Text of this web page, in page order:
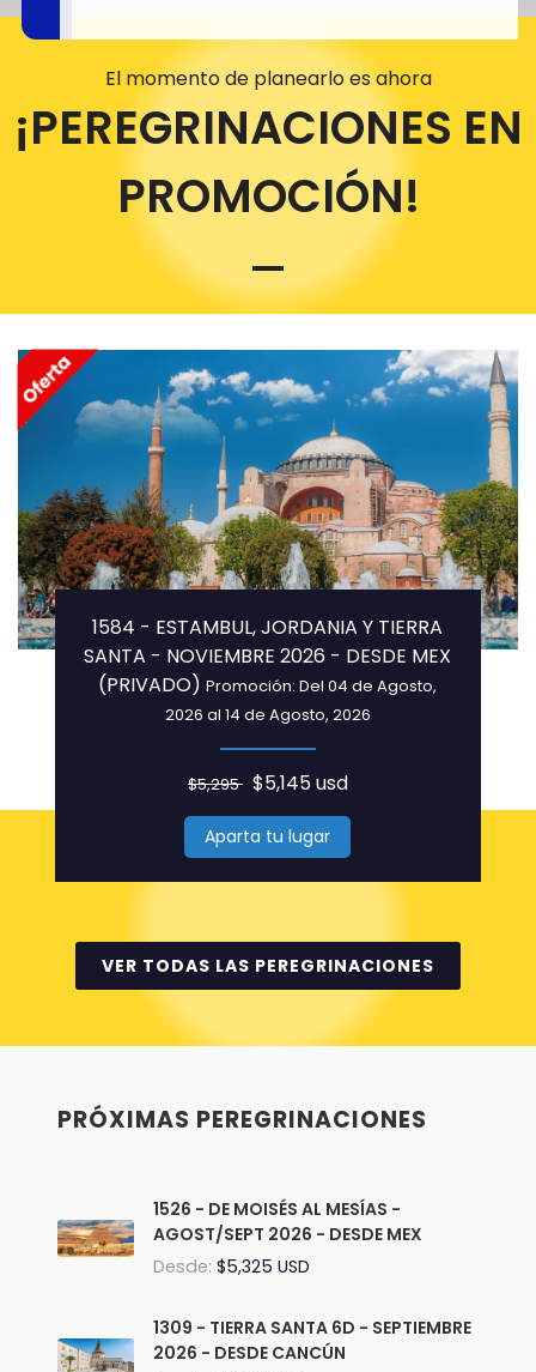
El momento de planearlo es ahora
¡PEREGRINACIONES EN
PROMOCIÓN!
1584 - ESTAMBUL, JORDANIA Y TIERRA
SANTA - NOVIEMBRE 2026 - DESDE MEX
(PRIVADO)Promoción: Del 04 de Agosto,
2026 al 14 de Agosto, 2026
$5,295$5,145 usd
Aparta tu lugar
VER TODAS LAS PEREGRINACIONES
PRÓXIMAS PEREGRINACIONES
1526 - DE MOISÉS AL MESÍAS -
AGOST/SEPT 2026 - DESDE MEX
Desde: $5,325 USD
1309 - TIERRA SANTA 6D - SEPTIEMBRE
2026 - DESDE CANCÚN